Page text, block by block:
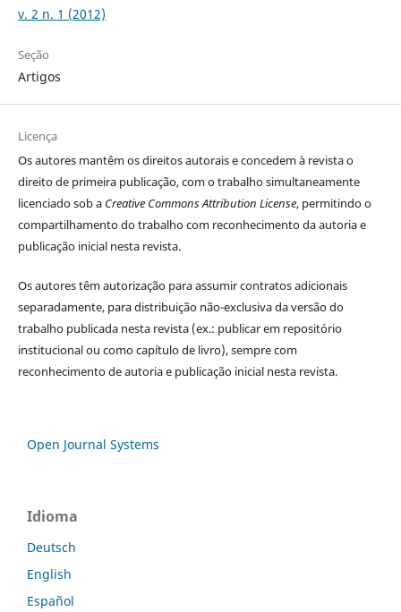
v. 2 n. 1 (2012)
Seção
Artigos
Licença
Os autores mantêm os direitos autorais e concedem à revista o
direito de primeira publicação, com o trabalho simultaneamente
licenciado sob a Creative Commons Attribution License, permitindo o
compartilhamento do trabalho com reconhecimento da autoria e
publicação inicial nesta revista.
Os autores têm autorização para assumir contratos adicionais
separadamente, para distribuição não-exclusiva da versão do
trabalho publicada nesta revista (ex.: publicar em repositório
institucional ou como capítulo de livro), sempre com
reconhecimento de autoria e publicação inicial nesta revista.
Open Journal Systems
Idioma
Deutsch
English
Español